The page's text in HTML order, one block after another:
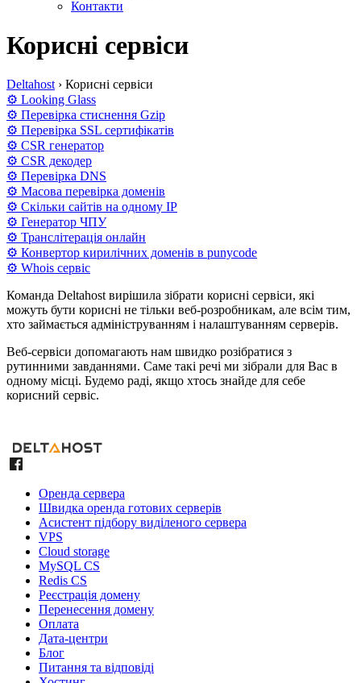
Контакти
Корисні сервіси
Deltahost› Корисні сервіси
⚙ Looking Glass
⚙ Перевірка стиснення Gzip
⚙ Перевірка SSL сертифікатів
⚙ CSR генератор
⚙ CSR декодер
⚙ Перевірка DNS
⚙ Масова перевірка доменів
⚙ Скільки сайтів на одному IP
⚙ Генератор ЧПУ
⚙ Транслітерація онлайн
⚙ Конвертор кирилічних доменів в punycode
⚙ Whois сервіс
Команда Deltahost вирішила зібрати корисні сервіси, які
можуть бути корисні не тільки веб-розробникам, але всім тим,
хто займається адмініструванням і налаштуванням серверів.
Веб-сервіси допомагають нам швидко розібратися з
рутинними завданнями. Саме такі речі ми зібрали для Вас в
одному місці. Будемо раді, якщо хтось знайде для себе
корисний сервіс.
Оренда сервера
Швидка оренда готових серверів
Асистент підбору виділеного сервера
VPS
Cloud storage
MySQL CS
Redis CS
Реєстрація домену
Перенесення домену
Оплата
Дата-центри
Блог
Питання та відповіді